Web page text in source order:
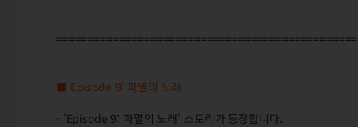
■ Episode 9: 파멸의 노래
- 'Episode 9: 파멸의 노래' 스토리가 등장합니다.